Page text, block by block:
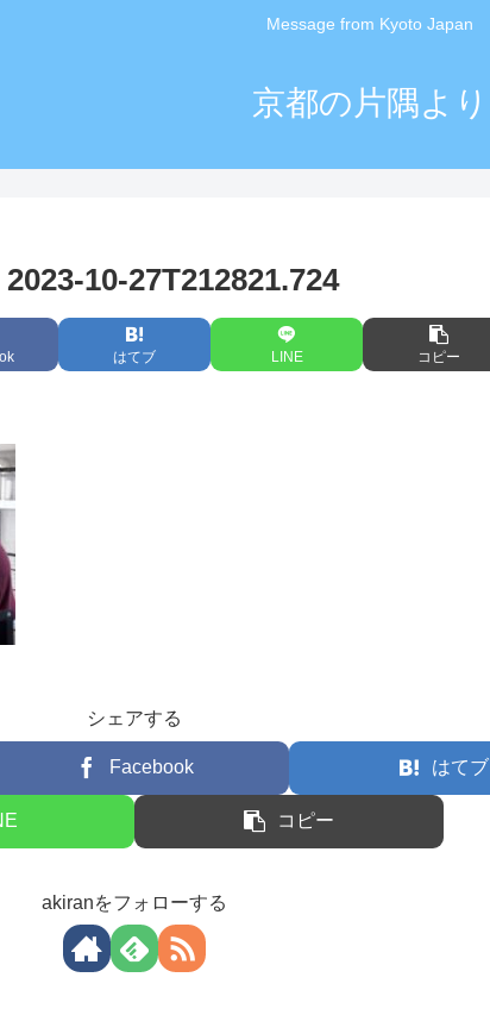
Message from Kyoto Japan
京都の片隅より
10-27T212821.724
はてブ LINE コピー
シェアする
Facebook はてブ
コピー
akiranをフォローする